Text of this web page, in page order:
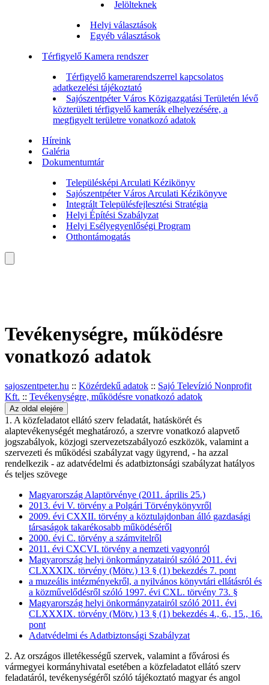
Jelölteknek
Helyi választások
Egyéb választások
Térfigyelő Kamera rendszer
Térfigyelő kamerarendszerrel kapcsolatos
adatkezelési tájékoztató
Sajószentpéter Város Közigazgatási Területén lévő
közterületi térfigyelő kamerák elhelyezésére, a
megfigyelt területre vonatkozó adatok
Híreink
Galéria
Dokumentumtár
Településképi Arculati Kézikönyv
Sajószentpéter Város Arculati Kézikönyve
Integrált Településfejlesztési Stratégia
Helyi Építési Szabályzat
Helyi Esélyegyenlőségi Program
Otthontámogatás
Tevékenységre, működésre
vonatkozó adatok
sajoszentpeter.hu :: Közérdekű adatok :: Sajó Televízió Nonprofit
Kft. :: Tevékenységre, működésre vonatkozó adatok
Az oldal elejére
1. A közfeladatot ellátó szerv feladatát, hatáskörét és
alaptevékenységét meghatározó, a szervre vonatkozó alapvető
jogszabályok, közjogi szervezetszabályozó eszközök, valamint a
szervezeti és működési szabályzat vagy ügyrend, - ha azzal
rendelkezik - az adatvédelmi és adatbiztonsági szabályzat hatályos
és teljes szövege
Magyarország Alaptörvénye (2011. április 25.)
2013. évi V. törvény a Polgári Törvénykönyvről
2009. évi CXXII. törvény a köztulajdonban álló gazdasági
társaságok takarékosabb működéséről
2000. évi C. törvény a számvitelről
2011. évi CXCVI. törvény a nemzeti vagyonról
Magyarország helyi önkormányzatairól szóló 2011. évi
CLXXXIX. törvény (Mötv.) 13 § (1) bekezdés 7. pont
a muzeális intézményekről, a nyilvános könyvtári ellátásról és
a közművelődésről szóló 1997. évi CXL. törvény 73. §
Magyarország helyi önkormányzatairól szóló 2011. évi
CLXXXIX. törvény (Mötv.) 13 § (1) bekezdés 4., 6., 15., 16.
pont
Adatvédelmi és Adatbiztonsági Szabályzat
2. Az országos illetékességű szervek, valamint a fővárosi és
vármegyei kormányhivatal esetében a közfeladatot ellátó szerv
feladatáról, tevékenységéről szóló tájékoztató magyar és angol